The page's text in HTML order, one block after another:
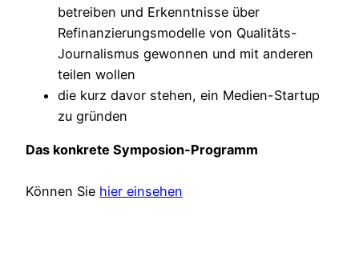
betreiben und Erkenntnisse über
Refinanzierungsmodelle von Qualitäts-
Journalismus gewonnen und mit anderen
teilen wollen
die kurz davor stehen, ein Medien-Startup
zu gründen
Das konkrete Symposion-Programm
Können Sie hier einsehen